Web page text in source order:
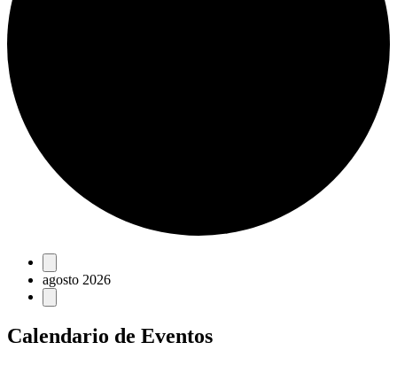
Eventos
agosto 2026
Calendario de Eventos